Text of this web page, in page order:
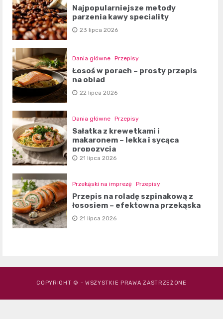
Najpopularniejsze metody
parzenia kawy speciality
23 lipca 2026
Dania główne Przepisy
Łosoś w porach – prosty przepis
na obiad
22 lipca 2026
Dania główne Przepisy
Sałatka z krewetkami i
makaronem – lekka i sycąca
propozycja
21 lipca 2026
Przekąski na imprezę Przepisy
Przepis na roladę szpinakową z
łososiem – efektowna przekąska
21 lipca 2026
COPYRIGHT © - WSZYSTKIE PRAWA ZASTRZEŻONE